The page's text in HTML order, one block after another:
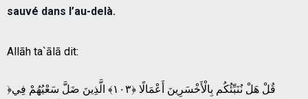
sauvé dans l’au-delà.
Allāh ta`ālā dit:
﴿قُلْ هَلْ نُنَبِّئُكُم بِالْأَخْسَرِ‌ينَ أَعْمَالًا ﴿١٠٣﴾ الَّذِينَ ضَلَّ سَعْيُهُمْ فِي